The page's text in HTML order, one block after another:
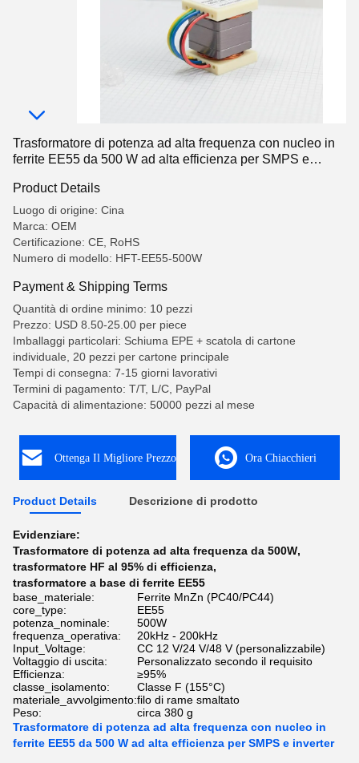
Trasformatore di potenza ad alta frequenza con nucleo in
ferrite EE55 da 500 W ad alta efficienza per SMPS e
Product Details
Luogo di origine: Cina
Marca: OEM
Certificazione: CE, RoHS
Numero di modello: HFT-EE55-500W
Payment & Shipping Terms
Quantità di ordine minimo: 10 pezzi
Prezzo: USD 8.50-25.00 per piece
Imballaggi particolari: Schiuma EPE + scatola di cartone
individuale, 20 pezzi per cartone principale
Tempi di consegna: 7-15 giorni lavorativi
Termini di pagamento: T/T, L/C, PayPal
Capacità di alimentazione: 50000 pezzi al mese
Ottenga Il Migliore Prezzo Ora Chiacchieri
Product Details Descrizione di prodotto
Evidenziare:
Trasformatore di potenza ad alta frequenza da 500W,
trasformatore HF al 95% di efficienza,
trasformatore a base di ferrite EE55
base_materiale:
Ferrite MnZn (PC40/PC44)
core_type:
EE55
potenza_nominale:
500W
frequenza_operativa:
20kHz - 200kHz
Input_Voltage:
CC 12 V/24 V/48 V (personalizzabile)
Voltaggio di uscita:
Personalizzato secondo il requisito
Efficienza:
≥95%
classe_isolamento:
Classe F (155°C)
materiale_avvolgimento:filo di rame smaltato
Peso:
circa 380 g
Trasformatore di potenza ad alta frequenza con nucleo in
ferrite EE55 da 500 W ad alta efficienza per SMPS e inverter